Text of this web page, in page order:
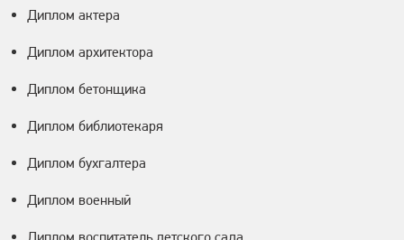
Диплом актера
Диплом архитектора
Диплом бетонщика
Диплом библиотекаря
Диплом бухгалтера
Диплом военный